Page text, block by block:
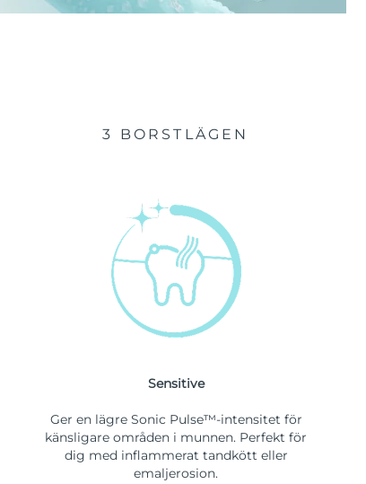
3 BORSTLÄGEN
Sensitive
Ger en lägre Sonic Pulse™-intensitet för
känsligare områden i munnen. Perfekt för
dig med inflammerat tandkött eller
emaljerosion.